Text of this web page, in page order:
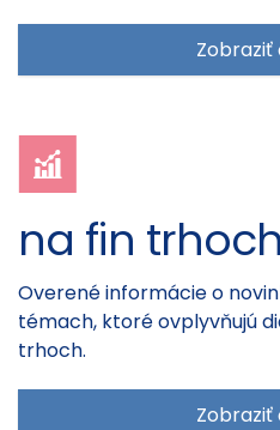
Zobraziť
na fin trhoch
Overené informácie o
témach, ktoré ovplyvňujú
trhoch.
Zobraziť